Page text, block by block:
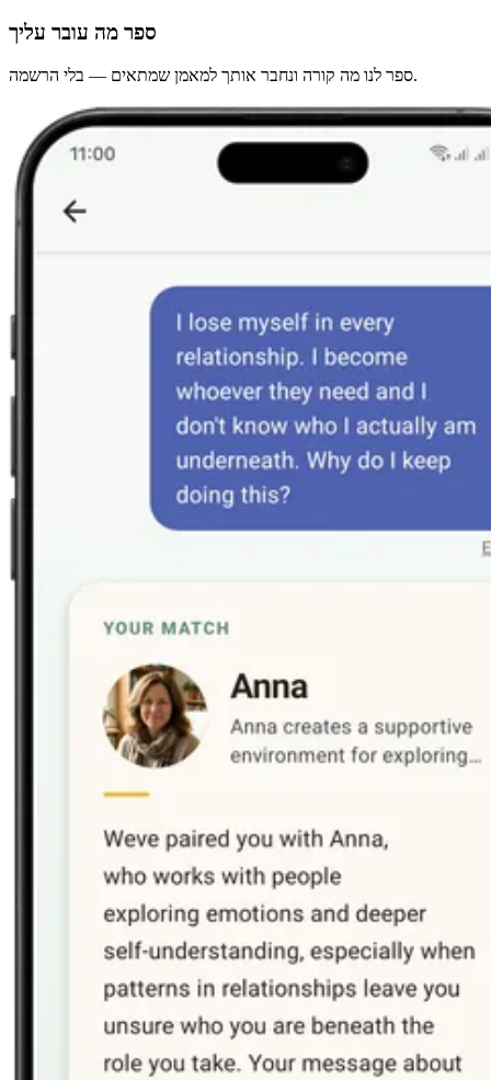
ספר מה עובר עליך
ספר לנו מה קורה ונחבר אותך למאמן שמתאים — בלי הרשמה.